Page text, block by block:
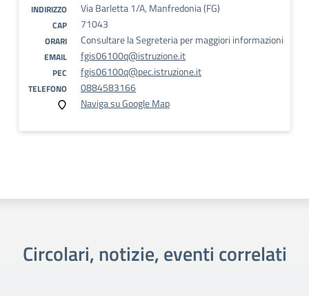
INDIRIZZO Via Barletta 1/A, Manfredonia (FG)
CAP 71043
ORARI Consultare la Segreteria per maggiori informazioni
EMAIL fgis06100q@istruzione.it
PEC fgis06100q@pec.istruzione.it
TELEFONO
0884583166
Naviga su Google Map
Circolari, notizie, eventi correlati